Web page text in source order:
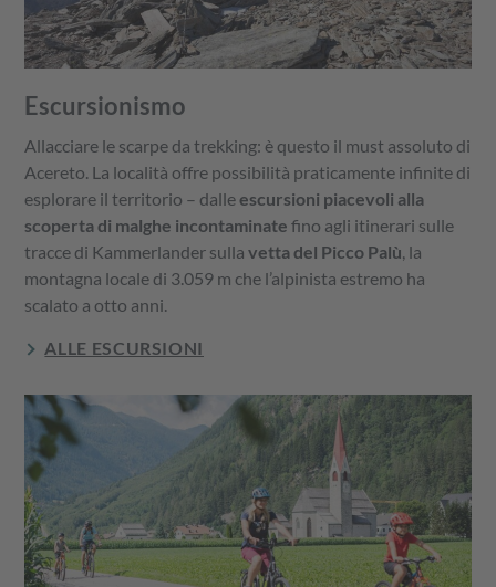
Escursionismo
Allacciare le scarpe da trekking: è questo il must assoluto di
Acereto. La località offre possibilità praticamente infinite di
esplorare il territorio – dalleescursioni piacevoli alla
scoperta di malghe incontaminate fino agli itinerari sulle
tracce di Kammerlander sullavetta del Picco Palù, la
montagna locale di 3.059 m che l’alpinista estremo ha
scalato a otto anni.
ALLE ESCURSIONI